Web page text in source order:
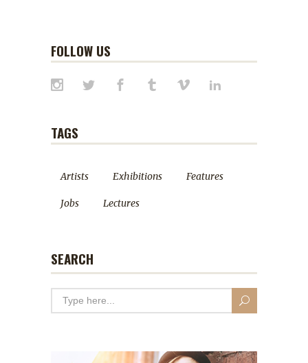
FOLLOW US
TAGS
Artists Exhibitions Features
Jobs Lectures
SEARCH